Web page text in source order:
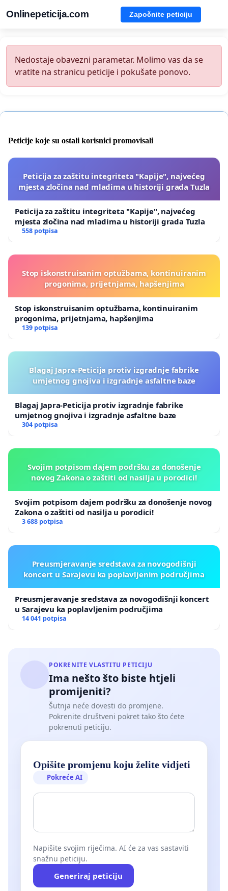
Onlinepeticija.com Započnite peticiju
Nedostaje obavezni parametar. Molimo vas da se
vratite na stranicu peticije i pokušate ponovo.
Peticije koje su ostali korisnici promovisali
Peticija za zaštitu integriteta "Kapije", najvećeg
mjesta zločina nad mladima u historiji grada Tuzla
Peticija za zaštitu integriteta "Kapije", najvećeg
mjesta zločina nad mladima u historiji grada Tuzla
558 potpisa
Stop iskonstruisanim optužbama, kontinuiranim
progonima, prijetnjama, hapšenjima
Stop iskonstruisanim optužbama, kontinuiranim
progonima, prijetnjama, hapšenjima
139 potpisa
Blagaj Japra-Peticija protiv izgradnje fabrike
umjetnog gnojiva i izgradnje asfaltne baze
Blagaj Japra-Peticija protiv izgradnje fabrike
umjetnog gnojiva i izgradnje asfaltne baze
304 potpisa
Svojim potpisom dajem podršku za donošenje
novog Zakona o zaštiti od nasilja u porodici!
Svojim potpisom dajem podršku za donošenje novog
Zakona o zaštiti od nasilja u porodici!
3 688 potpisa
Preusmjeravanje sredstava za novogodišnji
koncert u Sarajevu ka poplavljenim područjima
Preusmjeravanje sredstava za novogodišnji koncert
u Sarajevu ka poplavljenim područjima
14 041 potpisa
POKRENITE VLASTITU PETICIJU
Ima nešto što biste htjeli
promijeniti?
Šutnja neće dovesti do promjene.
Pokrenite društveni pokret tako što ćete
pokrenuti peticiju.
Opišite promjenu koju želite vidjeti
Pokreće AI
Napišite svojim riječima. AI će za vas sastaviti
snažnu peticiju.
Generiraj peticiju